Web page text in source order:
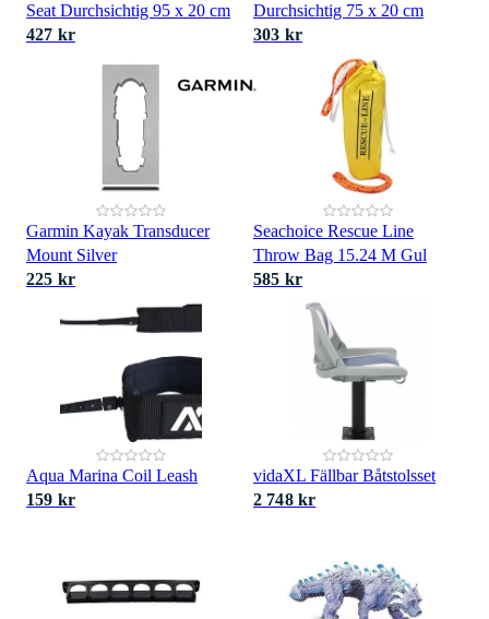
Seat Durchsichtig 95 x 20 cm
427 kr
Durchsichtig 75 x 20 cm
303 kr
Garmin Kayak Transducer
Mount Silver
225 kr
Seachoice Rescue Line
Throw Bag 15.24 M Gul
585 kr
Aqua Marina Coil Leash
159 kr
vidaXL Fällbar Båtstolsset
2 748 kr